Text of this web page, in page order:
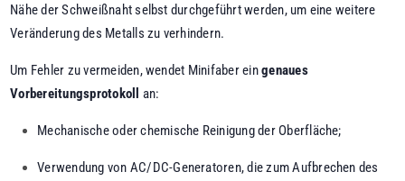
Nähe der Schweißnaht selbst durchgeführt werden, um eine weitere
Veränderung des Metalls zu verhindern.
Um Fehler zu vermeiden, wendet Minifaber eingenaues
Vorbereitungsprotokoll
an:
Mechanische oder chemische Reinigung der Oberfläche;
Verwendung von AC/DC-Generatoren, die zum Aufbrechen des